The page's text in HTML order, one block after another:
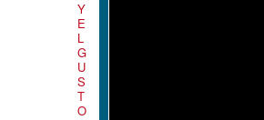
Y
E
L
G
U
S
T
O